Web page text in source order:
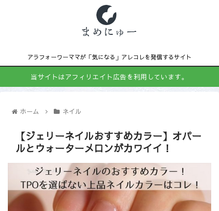
アラフォーワーママが「気になる」アレコレを発信するサイト
当サイトはアフィリエイト広告を利用しています。
ホーム ネイル
【ジェリーネイルおすすめカラー】オパー
ルとウォーターメロンがカワイイ！